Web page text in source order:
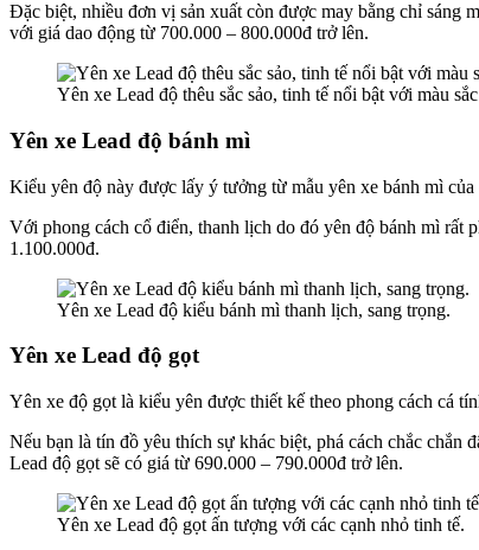
Đặc biệt, nhiều đơn vị sản xuất còn được may bằng chỉ sáng
với giá dao động từ 700.000 – 800.000đ trở lên.
Yên xe Lead độ thêu sắc sảo, tinh tế nổi bật với màu
Yên xe Lead độ bánh mì
Kiểu yên độ này được lấy ý tưởng từ mẫu yên xe bánh mì
Với phong cách cổ điển, thanh lịch do đó yên độ bánh mì rất
1.100.000đ.
Yên xe Lead độ kiểu bánh mì thanh lịch, sang trọng.
Yên xe Lead độ gọt
Yên xe độ gọt là kiểu yên được thiết kế theo phong cách cá
Nếu bạn là tín đồ yêu thích sự khác biệt, phá cách chắc chắn
Lead độ gọt sẽ có giá từ 690.000 – 790.000đ trở lên.
Yên xe Lead độ gọt ấn tượng với các cạnh nhỏ tinh tế.